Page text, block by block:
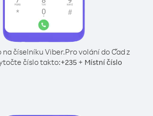
číselníku Viber.Pro volání do Čad z
číslo takto:+235+ Místní číslo